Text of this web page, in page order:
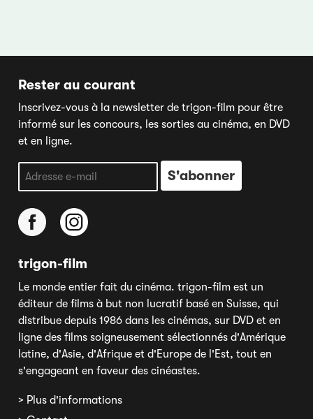
Rester au courant
Inscrivez-vous à la newsletter de trigon-film pour être
informé sur les concours, les sorties au cinéma, en DVD
et en ligne.
trigon-film
Le monde entier fait du cinéma. trigon-film est un
éditeur de films à but non lucratif basé en Suisse, qui
distribue depuis 1986 dans les cinémas, sur DVD et en
ligne des films soigneusement sélectionnés d'Amérique
latine, d'Asie, d'Afrique et d'Europe de l'Est, tout en
s'engageant en faveur des cinéastes.
> Plus d'informations